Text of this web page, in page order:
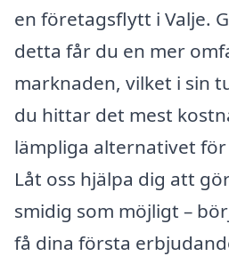
en företagsflytt i Valje.
detta får du en mer
marknaden, vilket i sin
du hittar det mest
lämpliga alternativet
Låt oss hjälpa dig att
smidig som möjligt –
få dina första